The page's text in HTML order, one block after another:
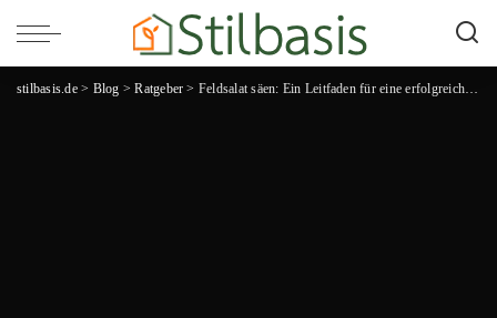
stilbasis.de> Blog >Ratgeber > Feldsalat säen: Ein Leitfaden für eine erfolgreiche Anzucht